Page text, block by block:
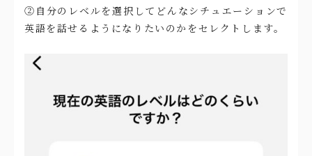
②自分のレベルを選択してどんなシチュエーションで
英語を話せるようになりたいのかをセレクトします。